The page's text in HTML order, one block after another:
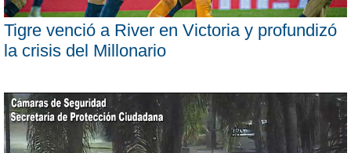
Tigre venció a River en Victoria y profundizó
la crisis del Millonario